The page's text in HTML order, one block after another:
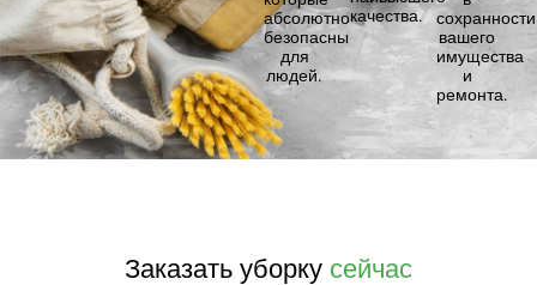
абсолютно
безопасны
для
людей.
качества. сохранности
вашего
имущества
и
ремонта.
Заказать уборку сейчас